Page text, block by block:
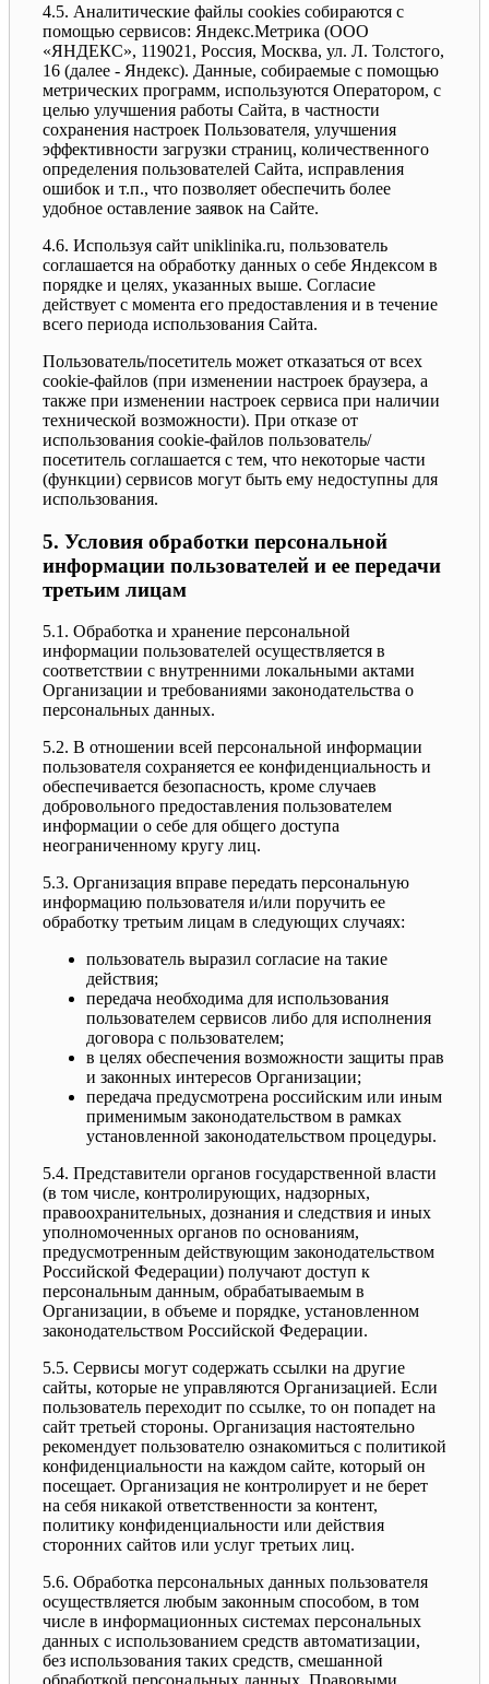
4.5. Аналитические файлы cookies собираются с
помощью сервисов: Яндекс.Метрика (ООО
«ЯНДЕКС», 119021, Россия, Москва, ул. Л. Толстого,
16 (далее - Яндекс). Данные, собираемые с помощью
метрических программ, используются Оператором, с
целью улучшения работы Сайта, в частности
сохранения настроек Пользователя, улучшения
эффективности загрузки страниц, количественного
определения пользователей Сайта, исправления
ошибок и т.п., что позволяет обеспечить более
удобное оставление заявок на Сайте.
4.6. Используя сайт uniklinika.ru, пользователь
соглашается на обработку данных о себе Яндексом в
порядке и целях, указанных выше. Согласие
действует с момента его предоставления и в течение
всего периода использования Сайта.
Пользователь/посетитель может отказаться от всех
cookie-файлов (при изменении настроек браузера, а
также при изменении настроек сервиса при наличии
технической возможности). При отказе от
использования cookie-файлов пользователь/
посетитель соглашается с тем, что некоторые части
(функции) сервисов могут быть ему недоступны для
использования.
5. Условия обработки персональной
информации пользователей и ее передачи
третьим лицам
5.1. Обработка и хранение персональной
информации пользователей осуществляется в
соответствии с внутренними локальными актами
Организации и требованиями законодательства о
персональных данных.
5.2. В отношении всей персональной информации
пользователя сохраняется ее конфиденциальность и
обеспечивается безопасность, кроме случаев
добровольного предоставления пользователем
информации о себе для общего доступа
неограниченному кругу лиц.
5.3. Организация вправе передать персональную
информацию пользователя и/или поручить ее
обработку третьим лицам в следующих случаях:
пользователь выразил согласие на такие
действия;
передача необходима для использования
пользователем сервисов либо для исполнения
договора с пользователем;
в целях обеспечения возможности защиты прав
и законных интересов Организации;
передача предусмотрена российским или иным
применимым законодательством в рамках
установленной законодательством процедуры.
5.4. Представители органов государственной власти
(в том числе, контролирующих, надзорных,
правоохранительных, дознания и следствия и иных
уполномоченных органов по основаниям,
предусмотренным действующим законодательством
Российской Федерации) получают доступ к
персональным данным, обрабатываемым в
Организации, в объеме и порядке, установленном
законодательством Российской Федерации.
5.5. Сервисы могут содержать ссылки на другие
сайты, которые не управляются Организацией. Если
пользователь переходит по ссылке, то он попадет на
сайт третьей стороны. Организация настоятельно
рекомендует пользователю ознакомиться с политикой
конфиденциальности на каждом сайте, который он
посещает. Организация не контролирует и не берет
на себя никакой ответственности за контент,
политику конфиденциальности или действия
сторонних сайтов или услуг третьих лиц.
5.6. Обработка персональных данных пользователя
осуществляется любым законным способом, в том
числе в информационных системах персональных
данных с использованием средств автоматизации,
без использования таких средств, смешанной